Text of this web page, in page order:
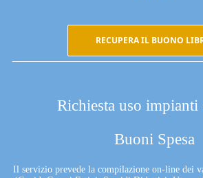
RECUPERA IL BUONO
Richiesta uso
Buoni Spesa
Il servizio prevede la compilazione on-line dei